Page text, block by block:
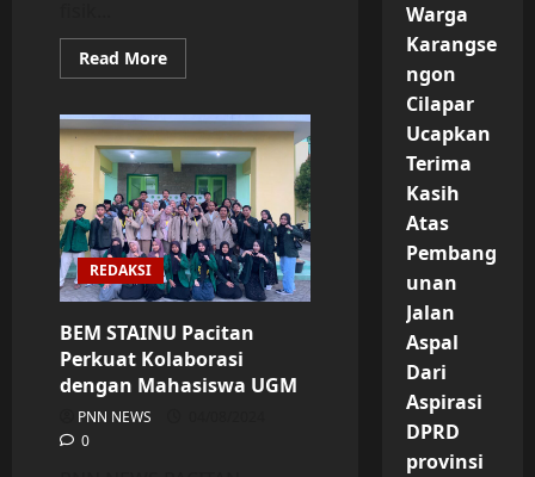
Read MoreRead
more
Desa
Engkangin
Dapat
Penyuluhan
Rekrutmen
TNI
Dari
Satgas
TMMD
Ke
121
Kodim
1210/Landak
REDAKSI
BEM STAINU Pacitan
Perkuat Kolaborasi
dengan Mahasiswa UGM
PNN NEWS
0
Warga
Karangse
ngon
Cilapar
Ucapkan
Terima
Kasih
Atas
Pembang
unan
Jalan
Aspal
Dari
Aspirasi
DPRD
provinsi